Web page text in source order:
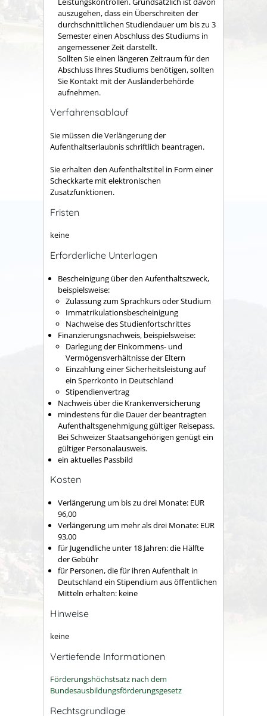
auszugehen, dass ein Überschreiten der
durchschnittlichen Studiendauer um bis zu 3
Semester einen Abschluss des Studiums in
angemessener Zeit darstellt.
Sollten Sie einen längeren Zeitraum für den
Abschluss Ihres Studiums benötigen, sollten
Sie Kontakt mit der Ausländerbehörde
aufnehmen.
Verfahrensablauf
Sie müssen die Verlängerung der
Aufenthaltserlaubnis schriftlich beantragen.
Sie erhalten den Aufenthaltstitel in Form einer
Scheckkarte mit elektronischen
Zusatzfunktionen.
Fristen
keine
Erforderliche Unterlagen
Bescheinigung über den Aufenthaltszweck,
beispielsweise:
Zulassung zum Sprachkurs oder Studium
Immatrikulationsbescheinigung
Nachweise des Studienfortschrittes
Finanzierungsnachweis, beispielsweise:
Darlegung der Einkommens- und
Vermögensverhältnisse der Eltern
Einzahlung einer Sicherheitsleistung auf
ein Sperrkonto in Deutschland
Stipendienvertrag
Nachweis über die Krankenversicherung
mindestens für die Dauer der beantragten
Aufenthaltsgenehmigung gültiger Reisepass.
Bei Schweizer Staatsangehörigen genügt ein
gültiger Personalausweis.
ein aktuelles Passbild
Kosten
Verlängerung um bis zu drei Monate: EUR
96,00
Verlängerung um mehr als drei Monate: EUR
93,00
für Jugendliche unter 18 Jahren: die Hälfte
der Gebühr
für Personen, die für ihren Aufenthalt in
Deutschland ein Stipendium aus öffentlichen
Mitteln erhalten: keine
Hinweise
keine
Vertiefende Informationen
Förderungshöchstsatz nach dem
Bundesausbildungsförderungsgesetz
Rechtsgrundlage